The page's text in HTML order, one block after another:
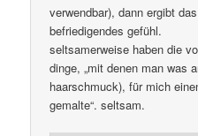
verwendbar), dann ergibt
befriedigendes gefühl.
seltsamerweise haben die
dinge, „mit denen man was
haarschmuck), für mich
gemalte“. seltsam.